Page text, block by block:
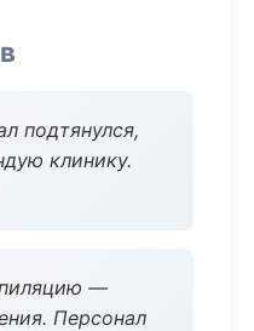
подтянулся,
клинику.
—
Персонал